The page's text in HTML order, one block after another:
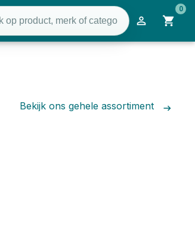
0
Bekijk ons gehele assortiment